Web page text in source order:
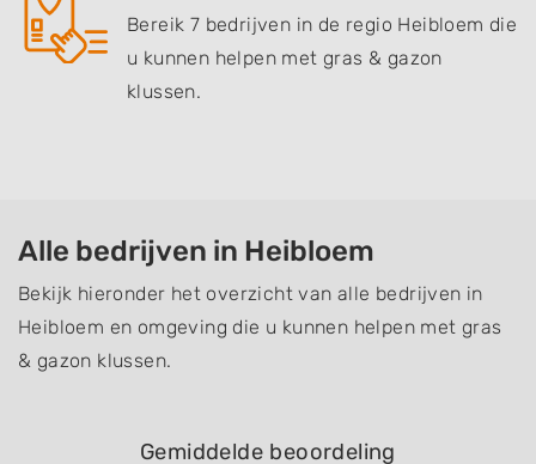
Bereik 7 bedrijven in de regio Heibloem die
u kunnen helpen met gras & gazon
klussen.
Alle bedrijven in Heibloem
Bekijk hieronder het overzicht van alle bedrijven in
Heibloem en omgeving die u kunnen helpen met gras
& gazon klussen.
Gemiddelde beoordeling